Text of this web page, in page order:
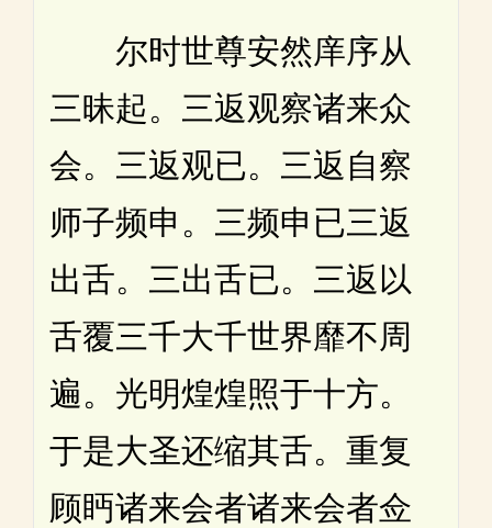
尔时世尊安然庠序从
三昧起。三返观察诸来众
会。三返观已。三返自察
师子频申。三频申已三返
出舌。三出舌已。三返以
舌覆三千大千世界靡不周
遍。光明煌煌照于十方。
于是大圣还缩其舌。重复
顾眄诸来会者诸来会者佥